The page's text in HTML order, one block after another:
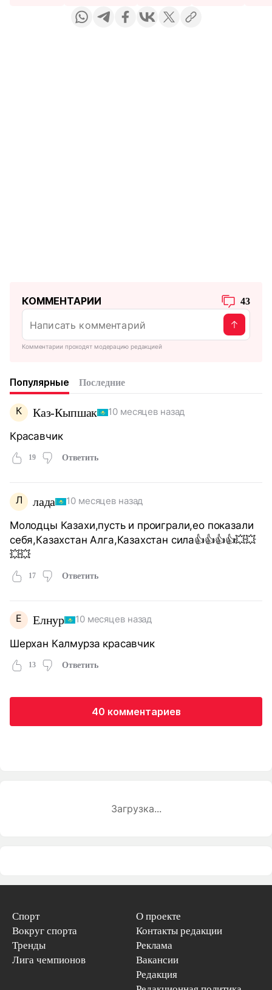
КОММЕНТАРИИ 43
Комментарии проходят модерацию редакцией
Популярные Последние
К Каз-Кыпшак 10 месяцев назад
Красавчик
19 Ответить
Л лада 10 месяцев назад
Молодцы Казахи,пусть и проиграли,ео показали
себя,Казахстан Алга,Казахстан сила👍👍👍👍💥💥
💥💥
17 Ответить
Е Елнур 10 месяцев назад
Шерхан Калмурза красавчик
13 Ответить
40 комментариев
Загрузка...
Спорт
Вокруг спорта
Тренды
Лига чемпионов
О проекте
Контакты редакции
Реклама
Вакансии
Редакция